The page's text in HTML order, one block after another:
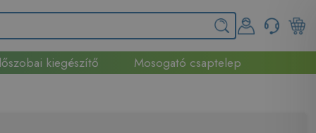
kiegészítő Mosogató csaptelep